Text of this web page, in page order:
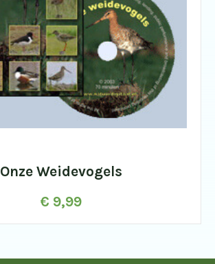
Onze Weidevogels
€ 9,99